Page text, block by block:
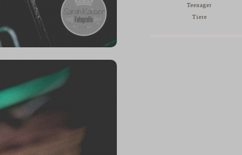
Teenager
Tiere